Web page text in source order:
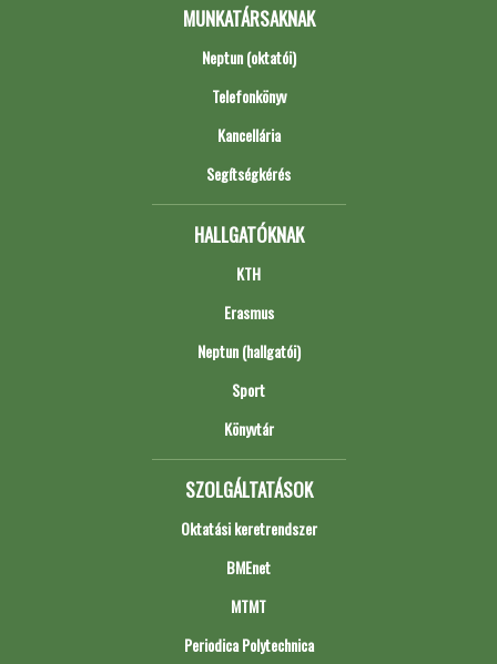
MUNKATÁRSAKNAK
Neptun (oktatói)
Telefonkönyv
Kancellária
Segítségkérés
HALLGATÓKNAK
KTH
Erasmus
Neptun (hallgatói)
Sport
Könyvtár
SZOLGÁLTATÁSOK
Oktatási keretrendszer
BMEnet
MTMT
Periodica Polytechnica